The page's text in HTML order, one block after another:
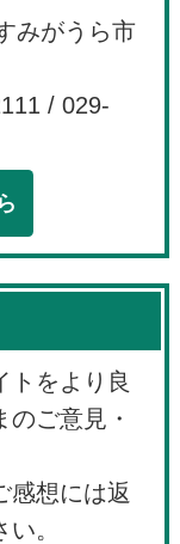
がうら市
/ 029-
トをより良
ご意見・
感想には返
。